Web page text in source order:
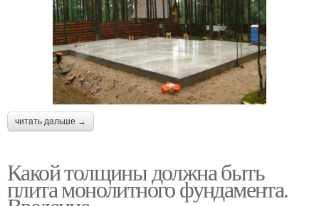
читать дальше →
Какой толщины должна быть
плита монолитного фундамента.